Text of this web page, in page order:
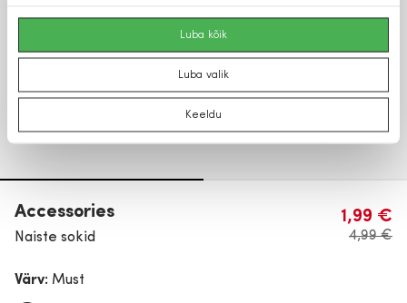
Luba kõik
Luba valik
Keeldu
Accessories
Naiste sokid
1,99 €
4,99 €
Värv: Must